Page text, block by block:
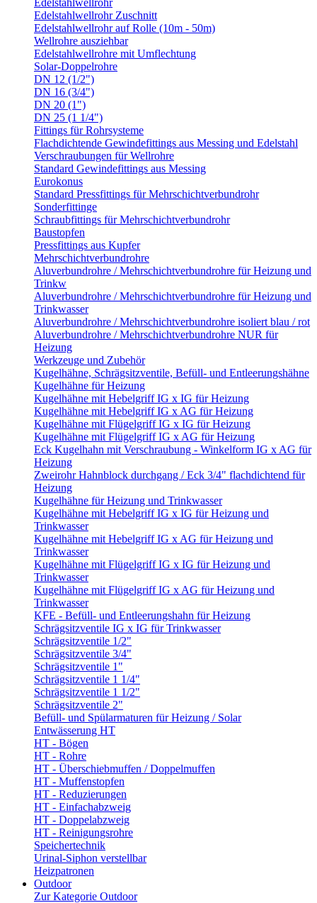
Edelstahlwellrohr
Edelstahlwellrohr Zuschnitt
Edelstahlwellrohr auf Rolle (10m - 50m)
Wellrohre ausziehbar
Edelstahlwellrohre mit Umflechtung
Solar-Doppelrohre
DN 12 (1/2")
DN 16 (3/4")
DN 20 (1")
DN 25 (1 1/4")
Fittings für Rohrsysteme
Flachdichtende Gewindefittings aus Messing und Edelstahl
Verschraubungen für Wellrohre
Standard Gewindefittings aus Messing
Eurokonus
Standard Pressfittings für Mehrschichtverbundrohr
Sonderfittinge
Schraubfittings für Mehrschichtverbundrohr
Baustopfen
Pressfittings aus Kupfer
Mehrschichtverbundrohre
Aluverbundrohre / Mehrschichtverbundrohre für Heizung und
Trinkw
Aluverbundrohre / Mehrschichtverbundrohre für Heizung und
Trinkwasser
Aluverbundrohre / Mehrschichtverbundrohre isoliert blau / rot
Aluverbundrohre / Mehrschichtverbundrohre NUR für
Heizung
Werkzeuge und Zubehör
Kugelhähne, Schrägsitzventile, Befüll- und Entleerungshähne
Kugelhähne für Heizung
Kugelhähne mit Hebelgriff IG x IG für Heizung
Kugelhähne mit Hebelgriff IG x AG für Heizung
Kugelhähne mit Flügelgriff IG x IG für Heizung
Kugelhähne mit Flügelgriff IG x AG für Heizung
Eck Kugelhahn mit Verschraubung - Winkelform IG x AG für
Heizung
Zweirohr Hahnblock durchgang / Eck 3/4" flachdichtend für
Heizung
Kugelhähne für Heizung und Trinkwasser
Kugelhähne mit Hebelgriff IG x IG für Heizung und
Trinkwasser
Kugelhähne mit Hebelgriff IG x AG für Heizung und
Trinkwasser
Kugelhähne mit Flügelgriff IG x IG für Heizung und
Trinkwasser
Kugelhähne mit Flügelgriff IG x AG für Heizung und
Trinkwasser
KFE - Befüll- und Entleerungshahn für Heizung
Schrägsitzventile IG x IG für Trinkwasser
Schrägsitzventile 1/2"
Schrägsitzventile 3/4"
Schrägsitzventile 1"
Schrägsitzventile 1 1/4"
Schrägsitzventile 1 1/2"
Schrägsitzventile 2"
Befüll- und Spülarmaturen für Heizung / Solar
Entwässerung HT
HT - Bögen
HT - Rohre
HT - Überschiebmuffen / Doppelmuffen
HT - Muffenstopfen
HT - Reduzierungen
HT - Einfachabzweig
HT - Doppelabzweig
HT - Reinigungsrohre
Speichertechnik
Urinal-Siphon verstellbar
Heizpatronen
Outdoor
Zur Kategorie Outdoor